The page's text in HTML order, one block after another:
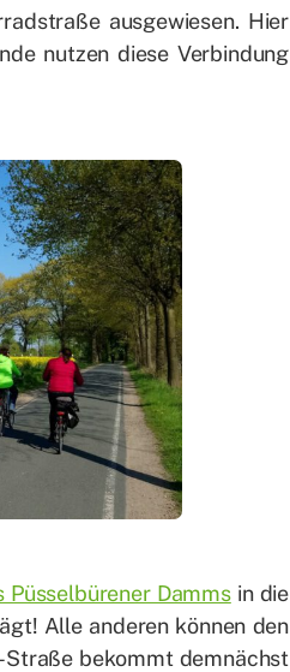
aus­ge­wie­sen. Hier
nut­zen die­se Ver­bin­dung
Dammsin die
Alle an­de­ren kön­nen den
Stra­ße be­kommt dem­nächst